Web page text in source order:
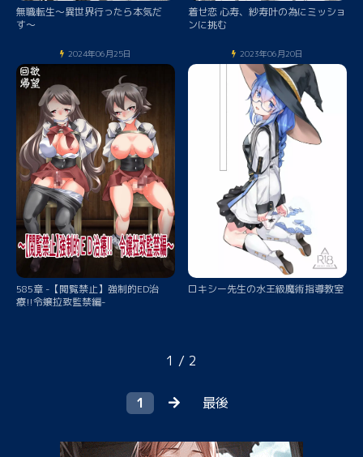
無職転生〜異世界行ったら本気だ
す〜
着せ恋 心寿、紗寿叶の為にミッショ
ンに挑む
2024年06月25日
585章 -【閲覧禁止】強制的ED治
療!!令嬢拉致監禁編-
2023年06月20日
ロキシー先生の水王級魔術指導教室
1 / 2
1 最後